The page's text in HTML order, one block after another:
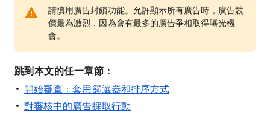
請慎用廣告封鎖功能。允許顯示所有廣告時，廣告競
價最為激烈，因為會有最多的廣告爭相取得曝光機
會。
跳到本文的任一章節：
開始審查：套用篩選器和排序方式
對審核中的廣告採取行動